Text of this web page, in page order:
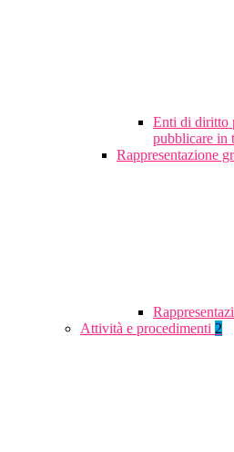
Enti di diritto
pubblicare in
Rappresentazione
Attività e procedimenti 2